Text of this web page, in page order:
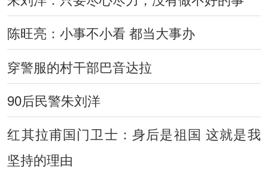
陈旺亮：小事不小看 都当大事办
穿警服的村干部巴音达拉
90后民警朱刘洋
红其拉甫国门卫士：身后是祖国 这就是我
坚持的理由